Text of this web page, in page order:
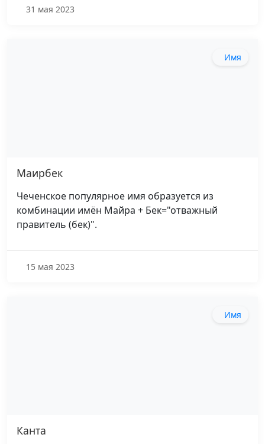
31 мая 2023
Имя
Маирбек
Чеченское популярное имя образуется из
комбинации имён Майра + Бек="отважный
правитель (бек)".
15 мая 2023
Имя
Канта